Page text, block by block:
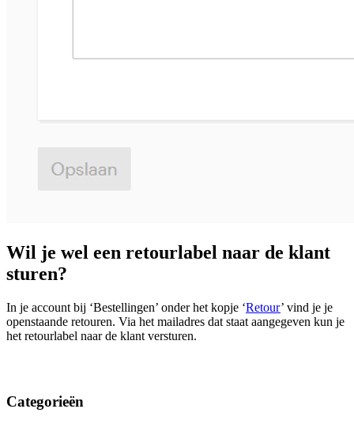
Wil je wel een retourlabel naar de klant
sturen?
In je account bij ‘Bestellingen’ onder het kopje ‘Retour’ vind je je
openstaande retouren. Via het mailadres dat staat aangegeven kun je
het retourlabel naar de klant versturen.
Categorieën